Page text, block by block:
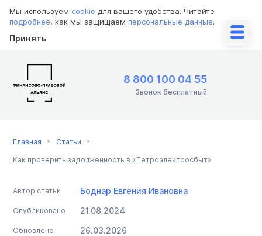
Мы используем cookie для вашего удобства. Читайте
подробнее, как мы защищаем персональные данные.
Принять
8 800 100 04 55
Звонок бесплатный
Главная Статьи
Как проверить задолженность в «Петроэлектросбыт»
Автор статьи Боднар Евгения Ивановна
Опубликовано 21.08.2024
Обновлено 26.03.2026